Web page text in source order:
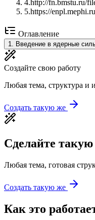
4.http://fn.bmstu.ru/
5.https://
Оглавление
1. Введение в ядерные
Создайте свою работу
Любая тема, структура и
Создать такую же
Сделайте
Любая тема, готовая
Создать такую же
Как это